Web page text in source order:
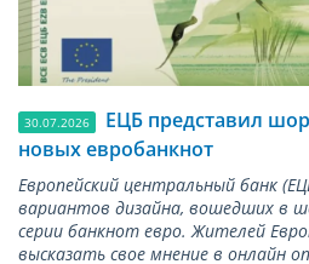
30.07.2026
ЕЦБ представил
новых евробанкнот
Европейский центральный банк
вариантов дизайна, вошедших в
серии банкнот евро. Жителей
высказать свое мнение в онлайн